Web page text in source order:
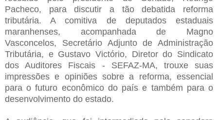
Pacheco, para discutir a tão debatida reforma
tributária. A comitiva de deputados estaduais
maranhenses, acompanhada de Magno
Vasconcelos, Secretário Adjunto de Administração
Tributária, e Gustavo Victório, Diretor do Sindicato
dos Auditores Fiscais - SEFAZ-MA, trouxe suas
impressões e opiniões sobre a reforma, essencial
para o futuro econômico do país e também para o
desenvolvimento do estado.